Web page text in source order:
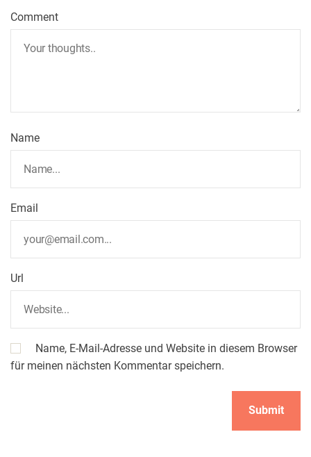
Comment
Name
Email
Url
Name, E-Mail-Adresse und Website in diesem Browser
für meinen nächsten Kommentar speichern.